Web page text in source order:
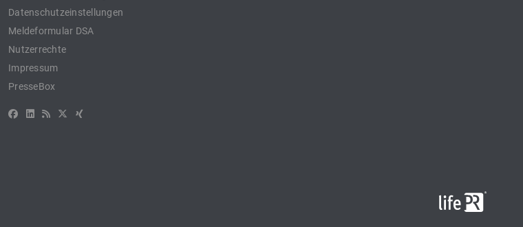
Datenschutzeinstellungen
Meldeformular DSA
Nutzerrechte
Impressum
PresseBox